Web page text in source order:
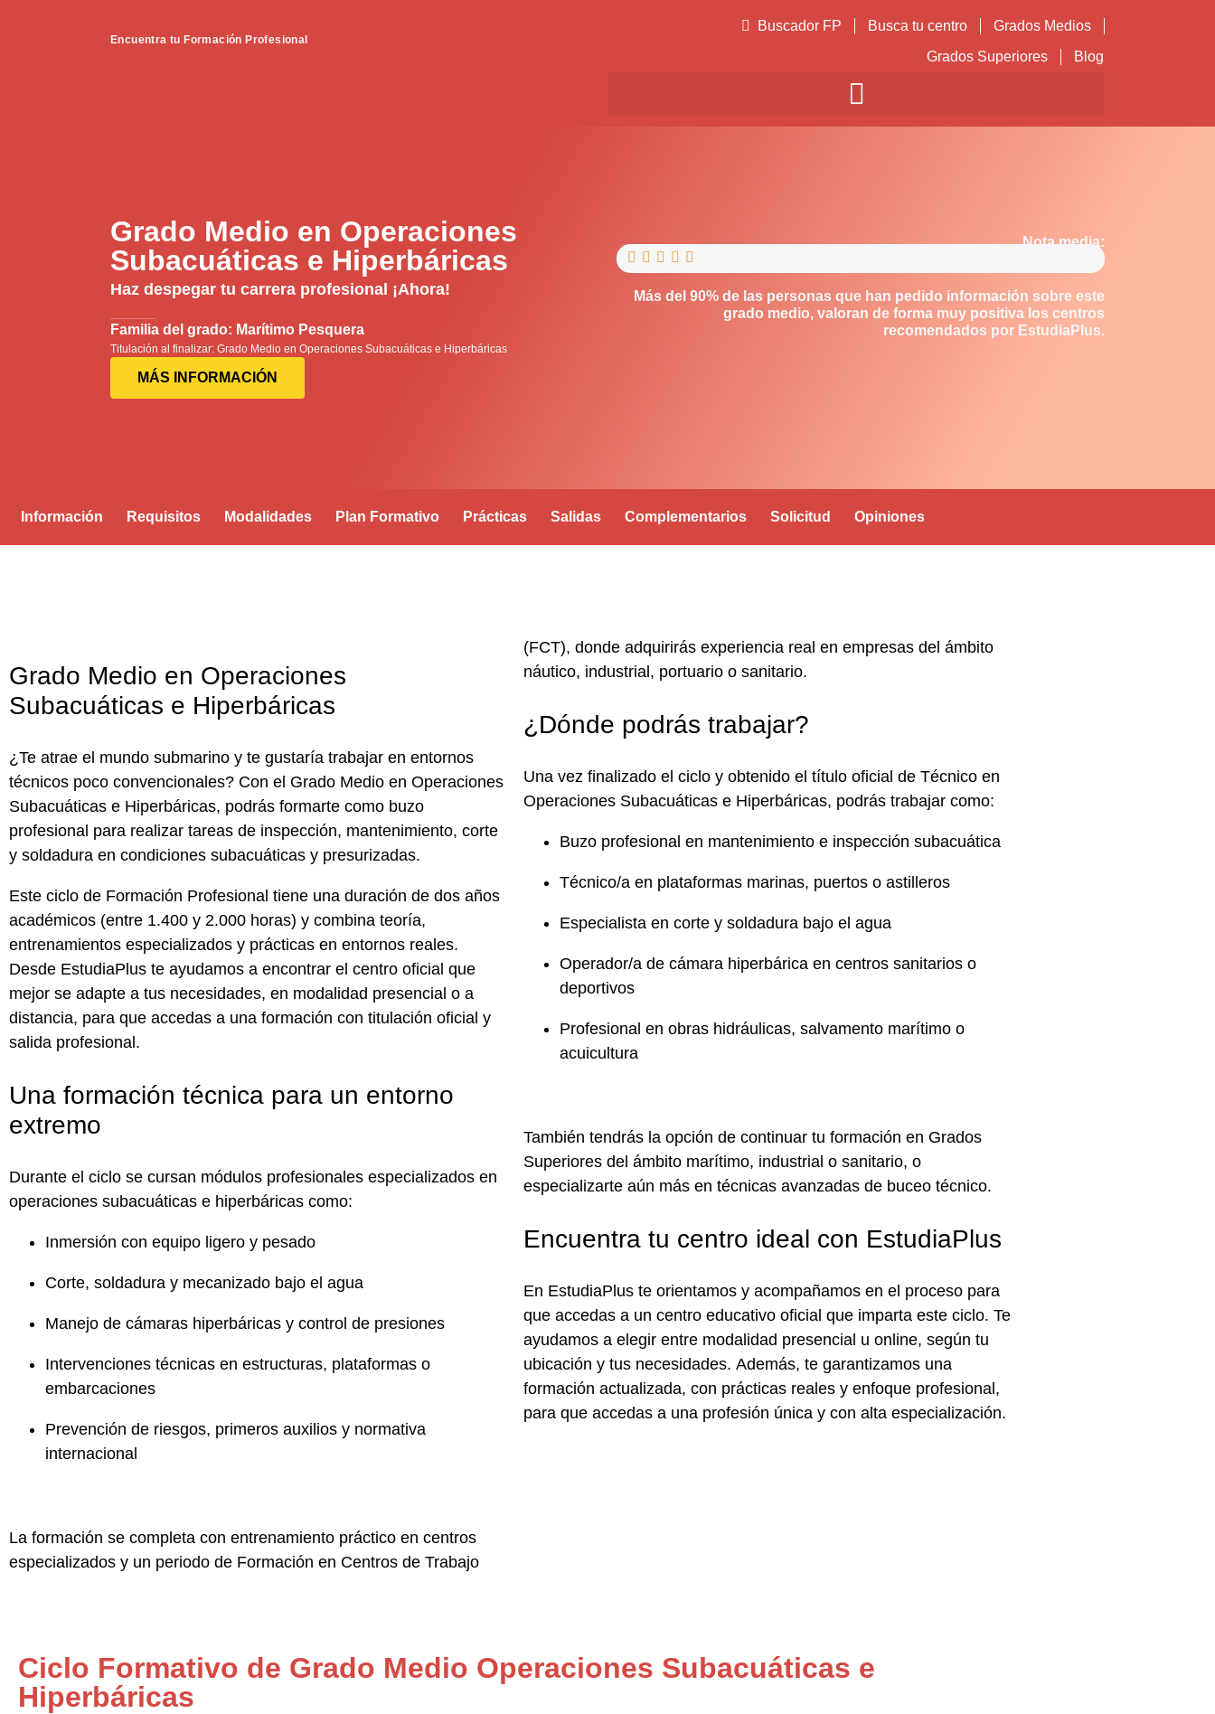
Encuentra tu Formación Profesional
Buscador FP Busca tu centro
Grados Medios
Grados Superiores
Blog
Grado Medio en Operaciones
Subacuáticas e Hiperbáricas
Haz despegar tu carrera profesional ¡Ahora!
Familia del grado: Marítimo Pesquera
Titulación al finalizar: Grado Medio en Operaciones Subacuáticas e Hiperbáricas
MÁS INFORMACIÓN
Nota media:
    
Más del 90% de las personas que han pedido información sobre este
grado medio, valoran de forma muy positiva los centros
recomendados por EstudiaPlus.
Información Requisitos Modalidades Plan Formativo Prácticas Salidas Complementarios Solicitud Opiniones
Grado Medio en Operaciones
Subacuáticas e Hiperbáricas
¿Te atrae el mundo submarino y te gustaría trabajar en entornos
técnicos poco convencionales? Con el Grado Medio en Operaciones
Subacuáticas e Hiperbáricas, podrás formarte como buzo
profesional para realizar tareas de inspección, mantenimiento, corte
y soldadura en condiciones subacuáticas y presurizadas.
Este ciclo de Formación Profesional tiene una duración de dos años
académicos (entre 1.400 y 2.000 horas) y combina teoría,
entrenamientos especializados y prácticas en entornos reales.
Desde EstudiaPlus te ayudamos a encontrar el centro oficial que
mejor se adapte a tus necesidades, en modalidad presencial o a
distancia, para que accedas a una formación con titulación oficial y
salida profesional.
Una formación técnica para un entorno
extremo
Durante el ciclo se cursan módulos profesionales especializados en
operaciones subacuáticas e hiperbáricas como:
Inmersión con equipo ligero y pesado
Corte, soldadura y mecanizado bajo el agua
Manejo de cámaras hiperbáricas y control de presiones
Intervenciones técnicas en estructuras, plataformas o
embarcaciones
Prevención de riesgos, primeros auxilios y normativa
internacional
La formación se completa con entrenamiento práctico en centros
especializados y un periodo de Formación en Centros de Trabajo
(FCT), donde adquirirás experiencia real en empresas del ámbito
náutico, industrial, portuario o sanitario.
¿Dónde podrás trabajar?
Una vez finalizado el ciclo y obtenido el título oficial de Técnico en
Operaciones Subacuáticas e Hiperbáricas, podrás trabajar como:
Buzo profesional en mantenimiento e inspección subacuática
Técnico/a en plataformas marinas, puertos o astilleros
Especialista en corte y soldadura bajo el agua
Operador/a de cámara hiperbárica en centros sanitarios o
deportivos
Profesional en obras hidráulicas, salvamento marítimo o
acuicultura
También tendrás la opción de continuar tu formación en Grados
Superiores del ámbito marítimo, industrial o sanitario, o
especializarte aún más en técnicas avanzadas de buceo técnico.
Encuentra tu centro ideal con EstudiaPlus
En EstudiaPlus te orientamos y acompañamos en el proceso para
que accedas a un centro educativo oficial que imparta este ciclo. Te
ayudamos a elegir entre modalidad presencial u online, según tu
ubicación y tus necesidades. Además, te garantizamos una
formación actualizada, con prácticas reales y enfoque profesional,
para que accedas a una profesión única y con alta especialización.
Ciclo Formativo de Grado Medio Operaciones Subacuáticas e
Hiperbáricas